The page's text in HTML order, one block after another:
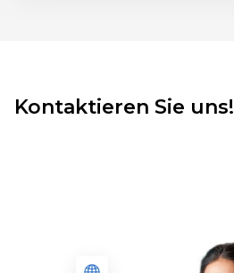
Kontaktieren Sie uns!